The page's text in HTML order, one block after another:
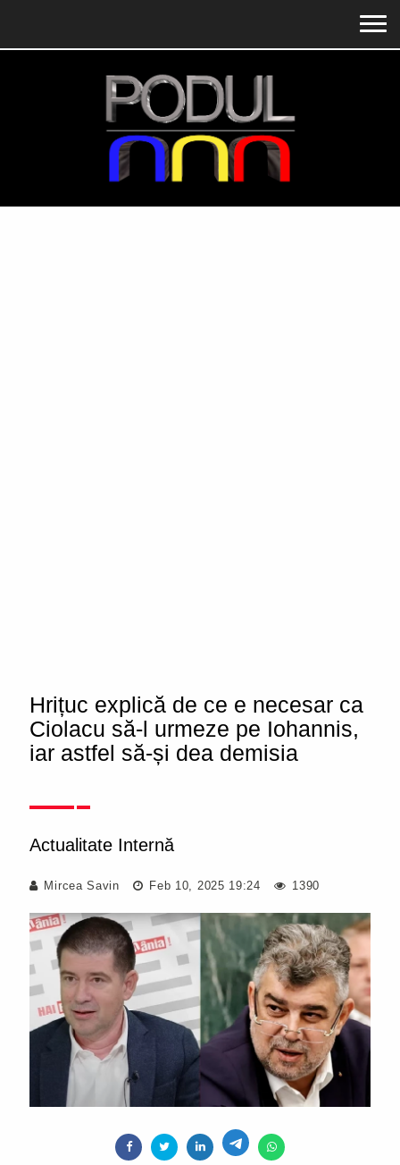
Hrițuc explică de ce e necesar ca
Ciolacu să-l urmeze pe Iohannis,
iar astfel să-și dea demisia
Actualitate Internă
Mircea Savin Feb 10, 2025 19:24 1390